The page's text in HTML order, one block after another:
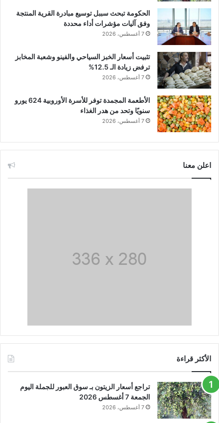
الحكومة تبحث سببل توسيع مبادرة القرية المنتجة
وفق آليات مؤشرات أداء محددة
7 أغسطس، 2026
تثبيت أسعار الخبز السياحي والفينو وشعبة المخابز
ترفض زيادة الـ 12.5%
7 أغسطس، 2026
الأطعمة المجمدة توفر للأسرة الأوروبية 624 يورو
سنويًا وتحد من هدر الغذاء
7 أغسطس، 2026
اعلن معنا
الأكثر قراءة
تراجع أسعار الزيتون بـ سوق العبور للجملة اليوم
الجمعة 7 أغسطس 2026
7 أغسطس، 2026